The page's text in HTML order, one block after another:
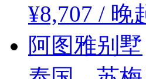
¥8,707 / 晚
阿图雅别墅